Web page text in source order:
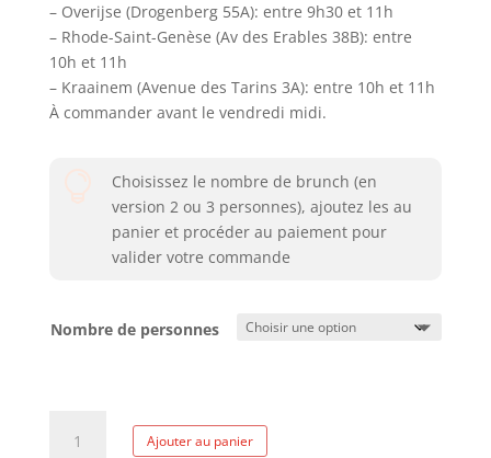
– Overijse (Drogenberg 55A): entre 9h30 et 11h
– Rhode-Saint-Genèse (Av des Erables 38B): entre
10h et 11h
– Kraainem (Avenue des Tarins 3A): entre 10h et 11h
À commander avant le vendredi midi.
Choisissez le nombre de brunch (en
version 2 ou 3 personnes), ajoutez les au
panier et procéder au paiement pour
valider votre commande
Nombre de personnes
Ajouter au panier